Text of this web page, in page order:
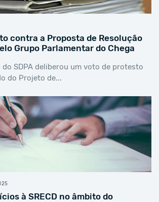
contra a Proposta de Resolução
Grupo Parlamentar do Chega
do SDPA deliberou um voto de protesto
do Projeto de...
à SRECD no âmbito do